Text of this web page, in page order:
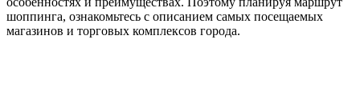
шоппинга, ознакомьтесь с описанием самых посещаемых
магазинов и торговых комплексов города.